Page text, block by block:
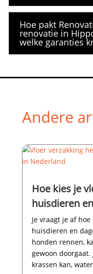
Hoe pakt
renovatie in
welke garanties
Andere
Hoe kies je
huisdieren
Je vraagt je af
huisdieren en
honden rennen,
gewoon
krassen kan,